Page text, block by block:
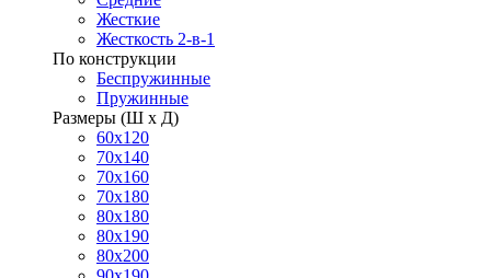
Жесткие
Жесткость 2-в-1
По конструкции
Беспружинные
Пружинные
Размеры (Ш х Д)
60х120
70х140
70х160
70х180
80х180
80х190
80х200